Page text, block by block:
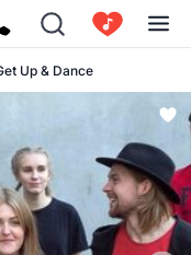
Up & Dance